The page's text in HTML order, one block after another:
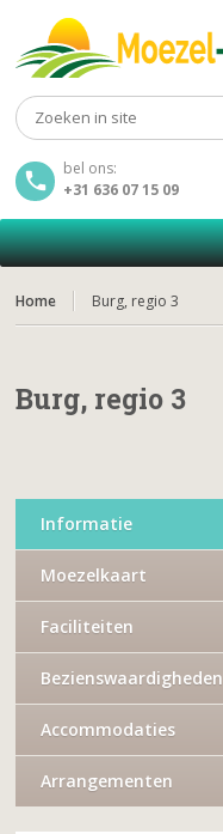
bel ons:
+31 636 07 15 09
Home Burg, regio 3
Burg, regio 3
Informatie
Moezelkaart
Faciliteiten
Bezienswaardigheden
Accommodaties
Arrangementen